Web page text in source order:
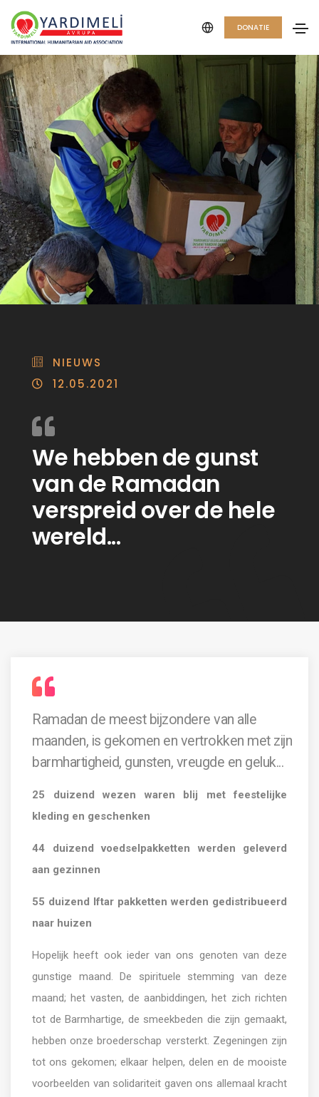
DONATIE
NIEUWS
12.05.2021
We hebben de gunst
van de Ramadan
verspreid over de hele
wereld...
Ramadan de meest bijzondere van alle
maanden, is gekomen en vertrokken met zijn
barmhartigheid, gunsten, vreugde en geluk...
25 duizend wezen waren blij met feestelijke
kleding en geschenken
44 duizend voedselpakketten werden geleverd
aan gezinnen
55 duizend Iftar pakketten werden gedistribueerd
naar huizen
Hopelijk heeft ook ieder van ons genoten van deze
gunstige maand. De spirituele stemming van deze
maand; het vasten, de aanbiddingen, het zich richten
tot de Barmhartige, de smeekbeden die zijn gemaakt,
hebben onze broederschap versterkt. Zegeningen zijn
tot ons gekomen; elkaar helpen, delen en de mooiste
voorbeelden van solidariteit gaven ons allemaal kracht